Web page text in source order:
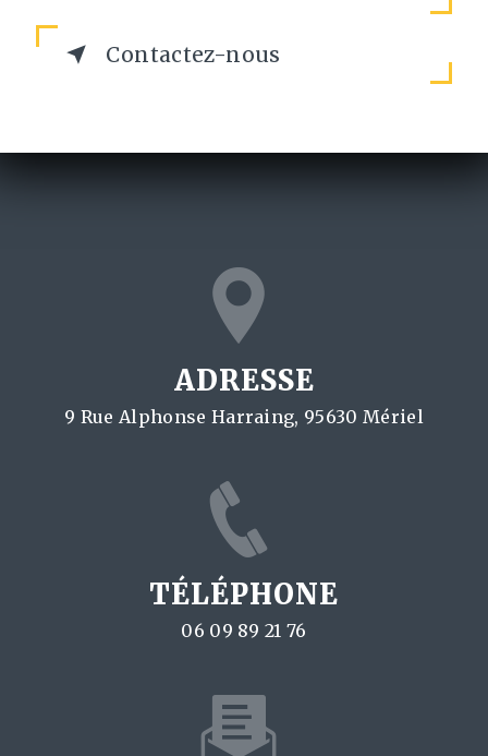
Contactez-nous
ADRESSE
9 Rue Alphonse Harraing, 95630 Mériel
TÉLÉPHONE
06 09 89 21 76